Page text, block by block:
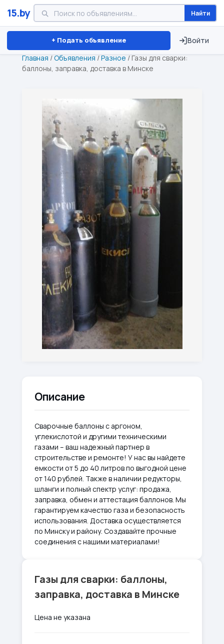
15.by Найти
+ Подать объявление Войти
Минск Витебск Брест ⏱ ТОЛЬКО 15 ДНЕЙ
Главная /Объявления /Разное / Газы для сварки:
баллоны, заправка, доставка в Минске
Описание
Сварочные баллоны с аргоном,
углекислотой и другими техническими
газами – ваш надежный партнер в
строительстве и ремонте! У нас вы найдете
емкости от 5 до 40 литров по выгодной цене
от 140 рублей. Также в наличии редукторы,
шланги и полный спектр услуг: продажа,
заправка, обмен и аттестация баллонов. Мы
гарантируем качество газа и безопасность
использования. Доставка осуществляется
по Минску и району. Создавайте прочные
соединения с нашими материалами!
Газы для сварки: баллоны,
заправка, доставка в Минске
Цена не указана